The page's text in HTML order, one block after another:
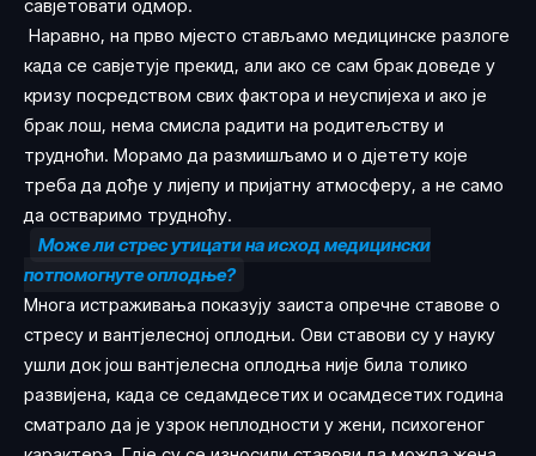
савјетовати одмор.
Наравно, на прво мјесто стављамо медицинске разлоге
када се савјетује прекид, али ако се сам брак доведе у
кризу посредством свих фактора и неуспијеха и ако је
брак лош, нема смисла радити на родитељству и
трудноћи. Морамо да размишљамо и о дјетету које
треба да дође у лијепу и пријатну атмосферу, а не само
да остваримо трудноћу.
Може ли стрес утицати на исход медицински
потпомогнуте оплодње?
Многа истраживања показују заиста опречне ставове о
стресу и вантјелесној оплодњи. Ови ставови су у науку
ушли док још вантјелесна оплодња није била толико
развијена, када се седамдесетих и осамдесетих година
сматрало да је узрок неплодности у жени, психогеног